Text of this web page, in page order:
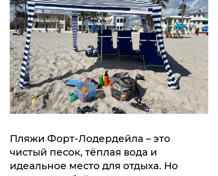
Пляжи Форт-Лодердейла – это
чистый песок, тёплая вода и
идеальное место для отдыха. Но